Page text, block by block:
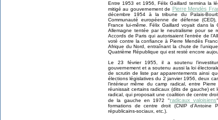
Entre 1953 et 1956, Félix Gaillard termina la
mitigé au gouvernement de Pierre Mendès
décembre 1954 à la tribune du Palais-
Communauté européenne de défense
France lui-même. Félix Gaillard voyait dans la
Allemagne tentée par le neutralisme pour se
Accords de Paris qui autorisaient l’entrée de
voté contre la confiance à Pierre Mendès
Afrique du Nord, entraînant la chute de
Quatrième République qui est resté encore
Le 23 février 1955, il a soutenu
gouvernement et a soutenu aussi la loi
de scrutin de liste par apparentements ainsi
élections législatives du 2 janvier 1956, deux
l’intérieur même du camp radical, entre
réunissait certains radicaux (dits de gauche) et
radical, qui proposait une coalition de centre
de la gauche en 1972 "radicaux valoisiens
formations de centre droit (CNIP d’Antoine
républicains-sociaux, etc.).